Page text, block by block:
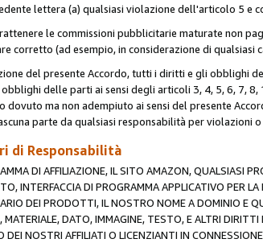
lettera (a) qualsiasi violazione dell'articolo 5 e
le commissioni pubblicitarie maturate non
corretto (ad esempio, in considerazione di qualsiasi
del presente Accordo, tutti i diritti e gli obblighi
delle parti ai sensi degli articoli 3, 4, 5, 6, 7,
dovuto ma non adempiuto ai sensi del presente
parte da qualsiasi responsabilità per violazioni
di Responsabilità
DI AFFILIAZIONE, IL SITO AMAZON, QUALSIASI
INTERFACCIA DI PROGRAMMA APPLICATIVO PER
DEI PRODOTTI, IL NOSTRO NOME A DOMINIO E
MATERIALE, DATO, IMMAGINE, TESTO, E ALTRI
DEI NOSTRI AFFILIATI O LICENZIANTI IN